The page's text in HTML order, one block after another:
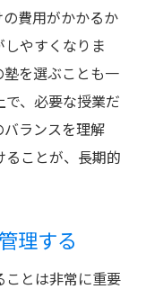
費用がかかるか
やすくなりま
を選ぶことも一
、必要な授業だ
バランスを理解
ることが、長期的
理する
ことは非常に重要